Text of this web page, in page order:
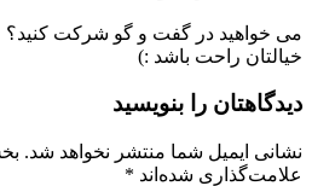
می خواهید در گفت و گو شرکت کنید؟
خیالتان راحت باشد :)
دیدگاهتان را بنویسید
نشانی ایمیل شما منتشر نخواهد شد.
علامت‌گذاری شده‌اند *